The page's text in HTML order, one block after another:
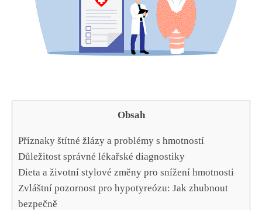
Obsah
Příznaky štítné ‌žlázy a problémy s hmotností
Důležitost správné lékařské‍ diagnostiky
Dieta a životní stylové změny pro snížení hmotnosti
Zvláštní‌ pozornost pro hypotyreózu: Jak zhubnout
bezpečně